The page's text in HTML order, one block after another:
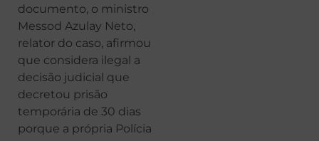
documento, o ministro
Messod Azulay Neto,
relator do caso, afirmou
que considera ilegal a
decisão judicial que
decretou prisão
temporária de 30 dias
porque a própria Polícia